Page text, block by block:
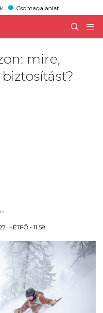
Csomagajánlat
mire,
HÉTFŐ - 11:58